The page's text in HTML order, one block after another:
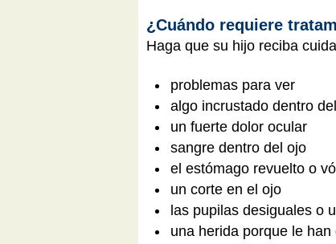
¿Cuándo requiere
Haga que su hijo reciba
problemas para ver
algo incrustado dentro
un fuerte dolor ocular
sangre dentro del ojo
el estómago revuelto o
un corte en el ojo
las pupilas desiguales o
una herida porque le